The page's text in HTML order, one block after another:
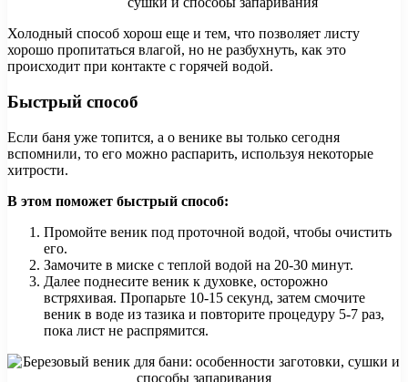
Холодный способ хорош еще и тем, что позволяет листу
хорошо пропитаться влагой, но не разбухнуть, как это
происходит при контакте с горячей водой.
Быстрый способ
Если баня уже топится, а о венике вы только сегодня
вспомнили, то его можно распарить, используя некоторые
хитрости.
В этом поможет быстрый способ:
Промойте веник под проточной водой, чтобы очистить
его.
Замочите в миске с теплой водой на 20-30 минут.
Далее поднесите веник к духовке, осторожно
встряхивая. Пропарьте 10-15 секунд, затем смочите
веник в воде из тазика и повторите процедуру 5-7 раз,
пока лист не распрямится.